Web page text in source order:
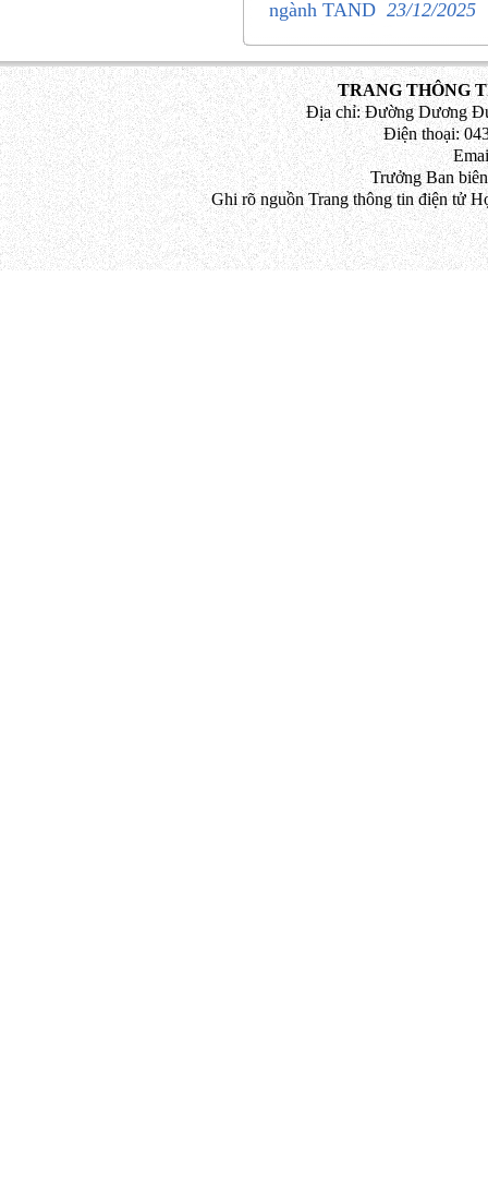
ngành TAND 23/12/2025
TRANG THÔNG
Địa chỉ: Đường Dương
Điện thoại:
Trưởng Ban
Ghi rõ nguồn Trang thông tin điện tử